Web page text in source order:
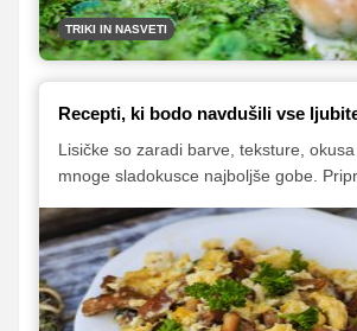
TRIKI IN NASVETI
Recepti, ki bodo navdušili vse
Lisičke so zaradi barve, teksture,
mnoge sladokusce najboljše gobe.
lisičke z jajci, juha z lisičkami in lisičke
seveda to ni vse, kar lahko iz teh
naredimo, vam v nadaljevanju
okusnih receptov.